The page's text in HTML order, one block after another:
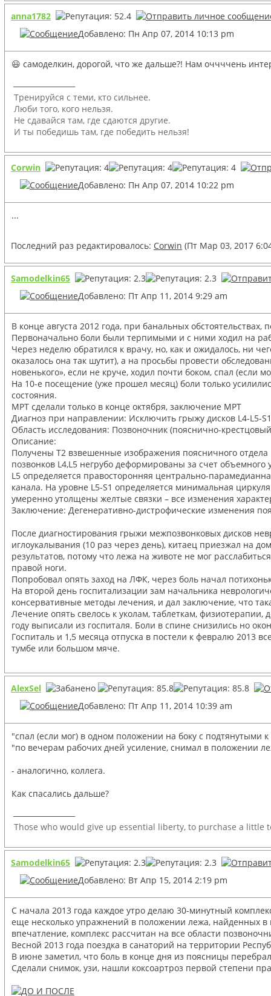
anna1782
Добавлено: Пн Апр 07, 2014 10:13 pm
😃 самоделкин, дорогой, что же дальше?! Нам оччччень
Тренируйся с теми, кто сильнее.
Люби того, кого нельзя.
Не сдавайся там, где сдаются другие.
И ты победишь там, где победить нельзя!
Corwin
Добавлено: Пн Апр 07, 2014 10:22 pm
...
Последний раз редактировалось: Corwin (Пт Мар 03, 2017
Samodelkin65
Добавлено: Пт Апр 11, 2014 9:29 am
В конце августа 2012 года, при банальных
Первоначально боли были терпимыми и с ними ходил на
Через неделю обратился к врачу, но, как и ожидалось, ни
оказалось она так шутит), а на просьбы провести
новенького», если не круче, ходил почти боком, спал
На 10-е посещение (уже прошел месяц) боли только
состояния.
МРТ сделали только в конце октября, заключение МРТ
Диагноз при направлении: Исключить грыжу дисков L4-L5-S1
Область исследования: Позвоночник (пояснично-
Описание:
Получены Т2 взвешенные изображения поясничного
позвонков L4,L5 негрубо деформированы за счет
L5 определяется правосторонняя центрально-
канала. На уровне L5-S1 определяется минимальная
умеренно утолщены желтые связки – все изменения
Заключение: Дегенеративно-дистрофические изменения
После диагностирования грыжи межпозвонковых дисков
иглоукалывания (10 раз через день), китаец приезжал на
результатов, потому что лежа на животе не мог
правой ноги.
Попробовал опять заход на ЛФК, через боль начал
На второй день госпитализации зам начальника
консервативные методы лечения, и дал заключение, что
Лечение опять свелось к уколам, таблеткам,
году выписали из госпиталя. Боли в спине снизились но
Госпиталь и 1,5 месяца отпуска в постели к февралю 2013
тумбе или большом мяче.
AlexSel
Добавлено: Пт Апр 11, 2014 10:39 am
"спал (если мог) в одном положении на боку с подтянутыми
"по вечерам рабочих дней усиление, снимал в положении
- аналогично, коллега.
Как спасались дальше?
Those who would give up essential liberty, to purchase a
Samodelkin65
Добавлено: Вт Апр 15, 2014 2:19 pm
С начала 2013 года каждое утро делаю 30-минутный
еще несколько упражнений в положении лежа, найденных
впечатление, комплекс рассчитан на все области
Весной 2013 года поездка в санаторий на территории
В июне заметил, что боль в конце дня из поясницы
Сделали снимок, узи, нашли коксоартроз первой степени